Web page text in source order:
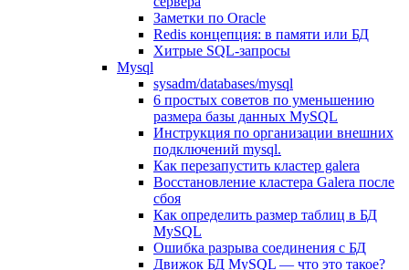
Заметки по Oracle
Redis концепция: в памяти или БД
Хитрые SQL-запросы
Mysql
sysadm/databases/mysql
6 простых советов по уменьшению
размера базы данных MySQL
Инструкция по организации внешних
подключений mysql.
Как перезапустить кластер galera
Восстановление кластера Galera после
сбоя
Как определить размер таблиц в БД
MySQL
Ошибка разрыва соединения с БД
Движок БД MySQL — что это такое?